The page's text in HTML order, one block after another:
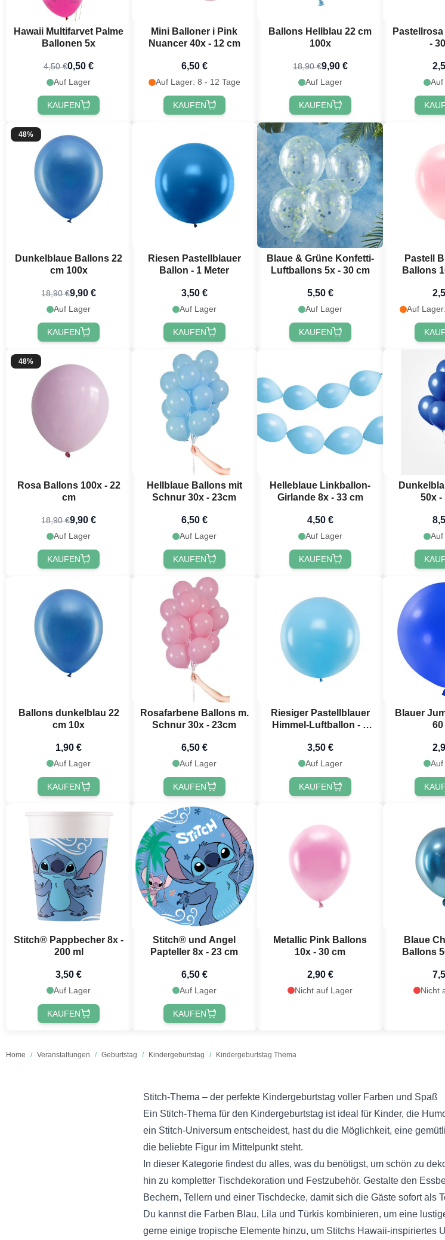
Home / Veranstaltungen / Geburtstag / Kindergeburtstag / Kindergeburtstag Thema
Hawaii Multifarvet Palme
Ballonen 5x
4,50 €0,50 €
Auf Lager
KAUFEN
Mini Balloner i Pink
Nuancer 40x - 12 cm
6,50 €
Auf Lager: 8 - 12 Tage
KAUFEN
Ballons Hellblau 22 cm
100x
18,90 €9,90 €
Auf Lager
KAUFEN
-
48%
Dunkelblaue Ballons 22
cm 100x
18,90 €9,90 €
Auf Lager
KAUFEN
Riesen Pastellblauer
Ballon - 1 Meter
3,50 €
Auf Lager
KAUFEN
Blaue & Grüne Konfetti-
Luftballons 5x - 30 cm
5,50 €
Auf Lager
KAUFEN
Pastell
Ballons
Auf
48%
Rosa Ballons 100x - 22
cm
18,90 €9,90 €
Auf Lager
KAUFEN
Hellblaue Ballons mit
Schnur 30x - 23cm
6,50 €
Auf Lager
KAUFEN
Helleblaue Linkballon-
Girlande 8x - 33 cm
4,50 €
Auf Lager
KAUFEN
50x -
Ballons dunkelblau 22
cm 10x
1,90 €
Auf Lager
KAUFEN
Rosafarbene Ballons m.
Schnur 30x - 23cm
6,50 €
Auf Lager
KAUFEN
Riesiger Pastellblauer
Himmel-Luftballon - 1
3,50 €
Auf Lager
KAUFEN
Blauer
Stitch® Pappbecher 8x -
200 ml
3,50 €
Auf Lager
KAUFEN
Stitch® und Angel
Papteller 8x - 23 cm
6,50 €
Auf Lager
KAUFEN
Metallic Pink Ballons
10x - 30 cm
2,90 €
Nicht auf Lager
Blaue
Ballons
Nicht
Stitch-Thema – der perfekte Kindergeburtstag voller Farben und Spaß
Ein Stitch-Thema für den Kindergeburtstag ist ideal für Kinder, die
ein Stitch-Universum entscheidest, hast du die Möglichkeit, eine
die beliebte Figur im Mittelpunkt steht.
In dieser Kategorie findest du alles, was du benötigst, um schön zu
hin zu kompletter Tischdekoration und Festzubehör. Gestalte den
Bechern, Tellern und einer Tischdecke, damit sich die Gäste sofort als
Du kannst die Farben Blau, Lila und Türkis kombinieren, um eine
gerne einige tropische Elemente hinzu, um Stitchs Hawaii-inspiriertes
Möchtest du 10 % Rabatt
Erhalte 10 % Rabattauf deine nächste
Bestellung, indem du dich für unseren
festlichen Newsletter anmeldest 🎉
Jetzt registrieren!